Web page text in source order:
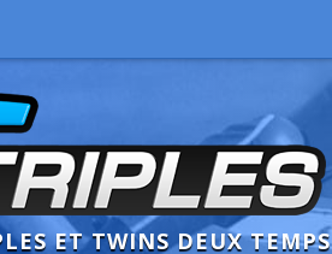
ET TWINS DEUX TEMPS